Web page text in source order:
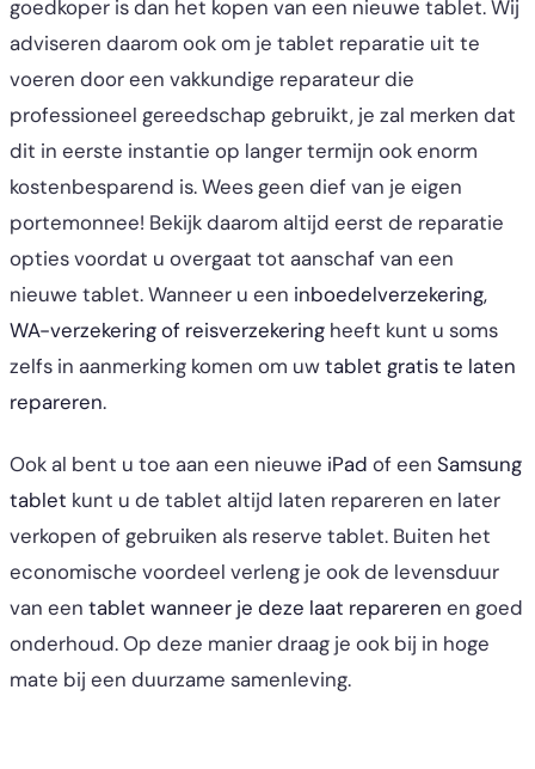
goedkoper is dan het kopen van een nieuwe tablet. Wij
adviseren daarom ook om je tablet reparatie uit te
voeren door een vakkundige reparateur die
professioneel gereedschap gebruikt, je zal merken dat
dit in eerste instantie op langer termijn ook enorm
kostenbesparend is. Wees geen dief van je eigen
portemonnee! Bekijk daarom altijd eerst de reparatie
opties voordat u overgaat tot aanschaf van een
nieuwe tablet. Wanneer u een inboedelverzekering,
WA-verzekering of reisverzekering heeft kunt u soms
zelfs in aanmerking komen om uwtablet gratis te laten
repareren.
Ook al bent u toe aan een nieuwe iPad of een Samsung
tablet kunt u de tablet altijd laten repareren en later
verkopen of gebruiken als reserve tablet. Buiten het
economische voordeel verleng je ook de levensduur
van een tablet wanneer je deze laat repareren en goed
onderhoud. Op deze manier draag je ook bij in hoge
mate bij een duurzame samenleving.